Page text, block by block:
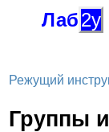
Лаб2у
Режущий
Группы